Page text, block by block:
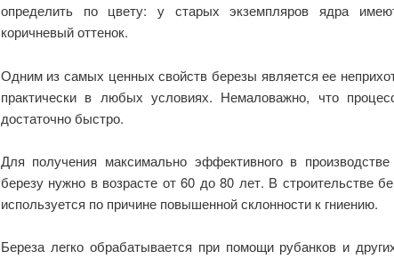
определить по цвету: у старых экземпляров ядра
коричневый оттенок.
Одним из самых ценных свойств березы является ее
практически в любых условиях. Немаловажно, что
достаточно быстро.
Для получения максимально эффективного в
березу нужно в возрасте от 60 до 80 лет. В строительстве
используется по причине повышенной склонности к гниению.
Береза легко обрабатывается при помощи рубанков и